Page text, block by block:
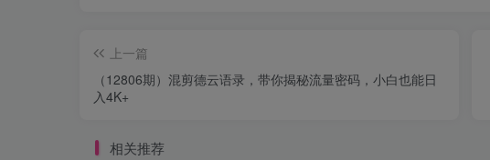
上一篇
（12806期）混剪德云语录，带你揭秘流量密码，小白也能日
入4K+
相关推荐